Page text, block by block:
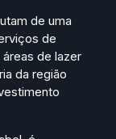
de uma
de
de lazer
da região